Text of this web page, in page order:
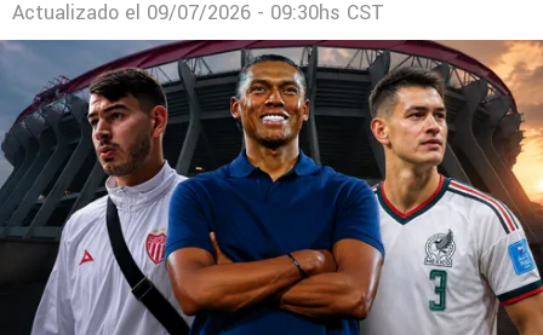
Actualizado el 09/07/2026 - 09:30hs CST